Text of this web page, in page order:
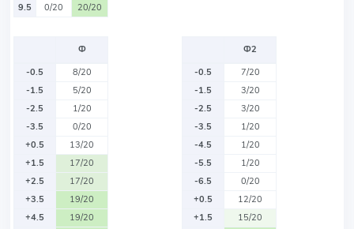
9.5
0/20 20/20
Ф
-0.5
8/20
-1.5
5/20
-2.5
1/20
-3.5
0/20
+0.5
13/20
+1.5
17/20
+2.5
17/20
+3.5
19/20
+4.5
19/20
Ф2
-0.5
7/20
-1.5
3/20
-2.5
3/20
-3.5
1/20
-4.5
1/20
-5.5
1/20
-6.5
0/20
+0.5
12/20
+1.5
15/20